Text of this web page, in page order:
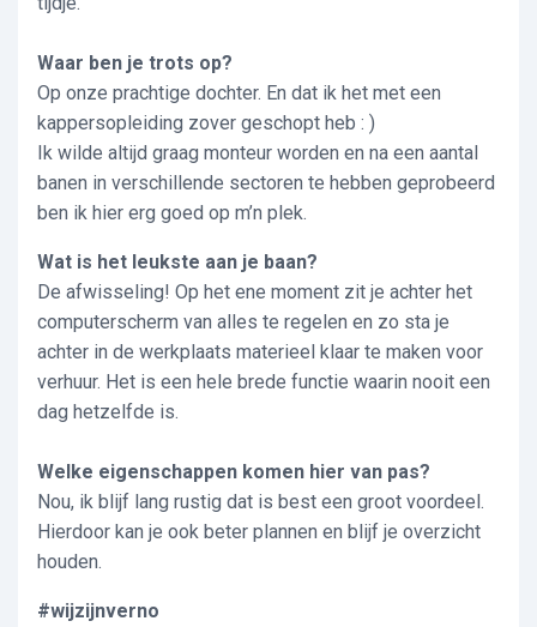
Waar ben je trots op?
Op onze prachtige dochter. En dat ik het met een
kappersopleiding zover geschopt heb : )
Ik wilde altijd graag monteur worden en na een aantal
banen in verschillende sectoren te hebben geprobeerd
ben ik hier erg goed op m’n plek.
Wat is het leukste aan je baan?
De afwisseling! Op het ene moment zit je achter het
computerscherm van alles te regelen en zo sta je
achter in de werkplaats materieel klaar te maken voor
verhuur. Het is een hele brede functie waarin nooit een
dag hetzelfde is.
Welke eigenschappen komen hier van pas?
Nou, ik blijf lang rustig dat is best een groot voordeel.
Hierdoor kan je ook beter plannen en blijf je overzicht
houden.
#wijzijnverno